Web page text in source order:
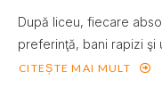
După liceu, fiecare
preferinţă, bani rapizi şi
CITEȘTE MAI MULT